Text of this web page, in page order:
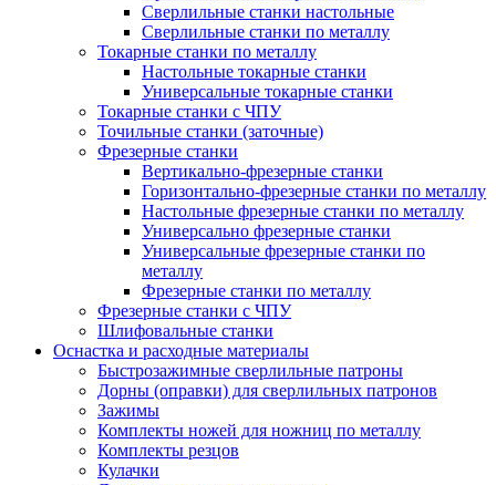
Сверлильные станки настольные
Сверлильные станки по металлу
Токарные станки по металлу
Настольные токарные станки
Универсальные токарные станки
Токарные станки с ЧПУ
Точильные станки (заточные)
Фрезерные станки
Вертикально-фрезерные станки
Горизонтально-фрезерные станки по металлу
Настольные фрезерные станки по металлу
Универсально фрезерные станки
Универсальные фрезерные станки по
металлу
Фрезерные станки по металлу
Фрезерные станки с ЧПУ
Шлифовальные станки
Оснастка и расходные материалы
Быстрозажимные сверлильные патроны
Дорны (оправки) для сверлильных патронов
Зажимы
Комплекты ножей для ножниц по металлу
Комплекты резцов
Кулачки